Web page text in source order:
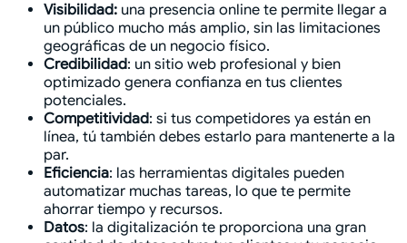
Visibilidad: una presencia online te permite llegar a
un público mucho más amplio, sin las limitaciones
geográficas de un negocio físico.
Credibilidad: un sitio web profesional y bien
optimizado genera confianza en tus clientes
potenciales.
Competitividad: si tus competidores ya están en
línea, tú también debes estarlo para mantenerte a la
par.
Eficiencia: las herramientas digitales pueden
automatizar muchas tareas, lo que te permite
ahorrar tiempo y recursos.
Datos: la digitalización te proporciona una gran